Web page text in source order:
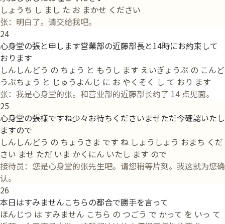
しょうち し まし た お まかせ ください
张：明白了。请交给我吧。
24
心身堂の張と申します営業部の近藤部長と14時にお約束して
おります
しんしんどう の ちょう と もうし ます えいぎょうぶ の こんど
うぶちょう と じゅうよんじ に お やくそく し て おり ます
张：我是心身堂的张。和营业部的近藤部长约了 14 点见面。
25
心身堂の張様ですね少々お待ちくださいませただ今確認いたし
ますので
しんしんどう の ちょうさま です ね しょうしょう おまち くだ
さい ませ ただ いま かくにん いたし ます ので
接待员：您是心身堂的张先生吧。请您稍等片刻。我这就为您确
认。
26
本日はすみませんこちらの都合で勝手を言って
ほんじつ は すみません こちら の つごう で かって を いっ て